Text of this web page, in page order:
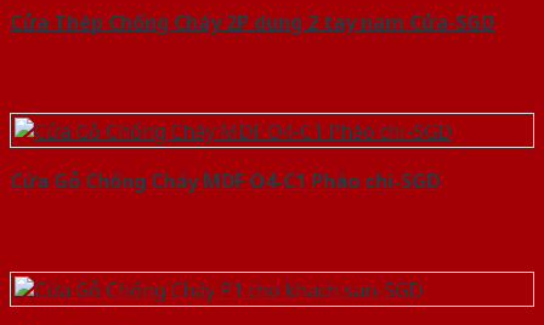
Cửa Thép Chống Cháy 2P dung 2 tay nam Cửa-SGD
Cửa Gỗ Chống Cháy MDF O4-C1 Phào chi-SGD